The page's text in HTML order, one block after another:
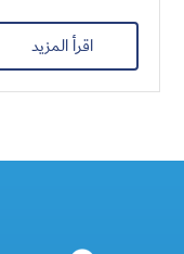
اقرأ المزيد